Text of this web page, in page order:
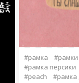
#рамка
#рамка персики
#peach
#рамка